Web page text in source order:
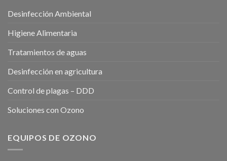
Desinfección Ambiental
Higiene Alimentaria
Tratamientos de aguas
Desinfección en agricultura
Control de plagas – DDD
Soluciones con Ozono
EQUIPOS DE OZONO